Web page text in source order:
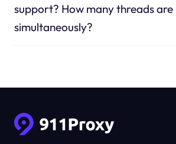
support? How many threads are
simultaneously?